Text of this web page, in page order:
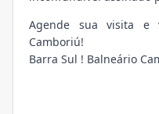
Agende sua visita e
Camboriú!
Barra Sul ! Balneário